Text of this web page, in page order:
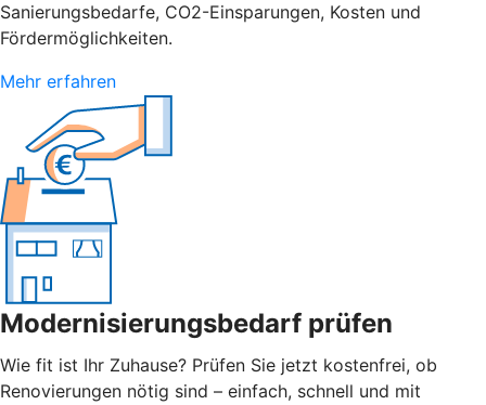
Sanierungsbedarfe, CO2-Einsparungen, Kosten und
Fördermöglichkeiten.
Mehr erfahren
Modernisierungsbedarf prüfen
Wie fit ist Ihr Zuhause? Prüfen Sie jetzt kostenfrei, ob
Renovierungen nötig sind – einfach, schnell und mit